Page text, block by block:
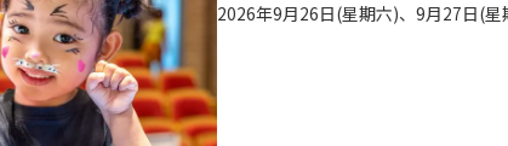
2026年9月26日(星期六)、9月27日(星